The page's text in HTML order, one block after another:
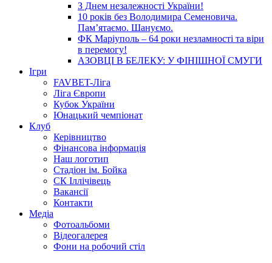
З Днем незалежності України!
10 років без Володимира Семеновича.
Пам’ятаємо. Шануємо.
ФК Маріуполь – 64 роки незламності та віри
в перемогу!
АЗОВЦІ В БЕЛЕКУ: У ФІНІШНОЇ СМУГИ
Ігри
FAVBET-Ліга
Ліга Європи
Кубок України
Юнацький чемпіонат
Клуб
Керівництво
Фінансова інформація
Наш логотип
Стадіон ім. Бойка
СК Іллічівець
Вакансії
Контакти
Медіа
Фотоальбоми
Відеогалерея
Фони на робочий стіл